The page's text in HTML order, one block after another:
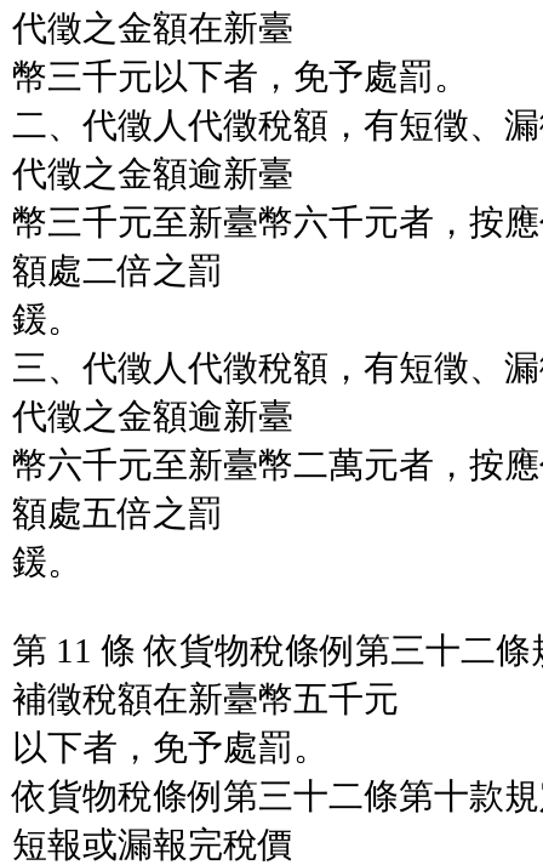
代徵之金額在新臺
幣三千元以下者，免予處罰。
二、代徵人代徵稅額，有短徵、
代徵之金額逾新臺
幣三千元至新臺幣六千元者，按
額處二倍之罰
鍰。
三、代徵人代徵稅額，有短徵、
代徵之金額逾新臺
幣六千元至新臺幣二萬元者，按
額處五倍之罰
鍰。
第 11 條 依貨物稅條例第三十二
補徵稅額在新臺幣五千元
以下者，免予處罰。
依貨物稅條例第三十二條第十款
短報或漏報完稅價